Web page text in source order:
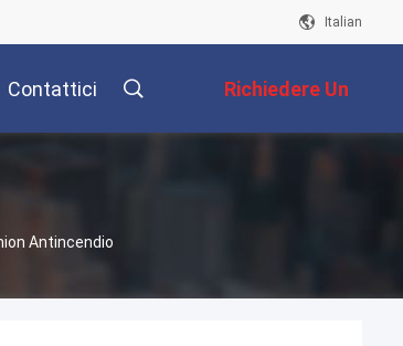
Italian
Contattici Richiedere Un
Preventivo
Antincendio